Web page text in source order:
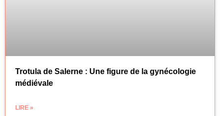
Trotula de Salerne : Une figure de la gynécologie
médiévale
LIRE »